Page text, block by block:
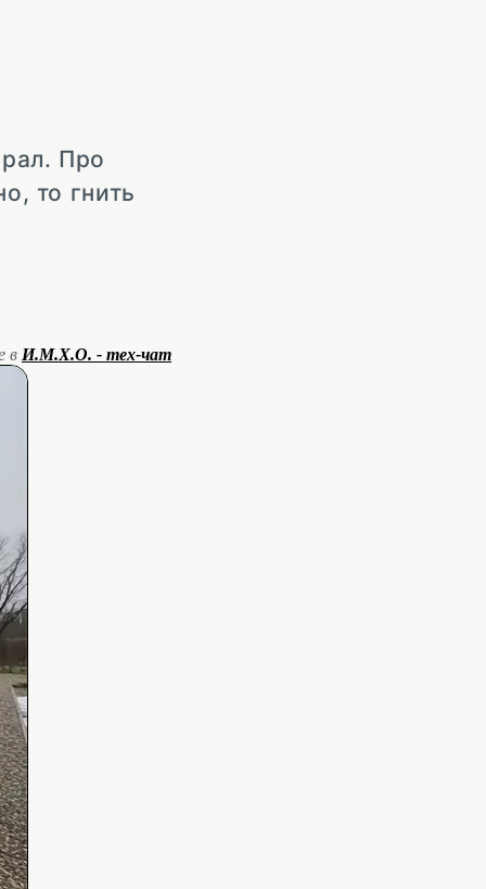
Про
то гнить
в И.М.Х.О. - тех-чат